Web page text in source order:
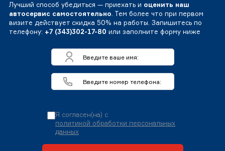
Лучший способ убедиться — приехать и оценить наш
автосервис самостоятельно. Тем более что при первом
визите действует скидка 50% на работы. Запишитесь по
телефону: +7 (343)302-17-80 или заполните форму ниже
Я согласен(на) с
политикой обработки персональных
данных